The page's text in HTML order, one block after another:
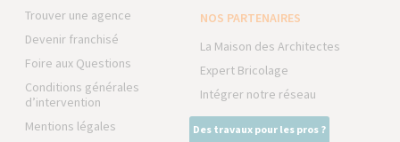
Trouver une agence
Devenir franchisé
Foire aux Questions
Conditions générales
d’intervention
Mentions légales
NOS PARTENAIRES
La Maison des Architectes
Expert Bricolage
Intégrer notre réseau
Des travaux pour les pros ?